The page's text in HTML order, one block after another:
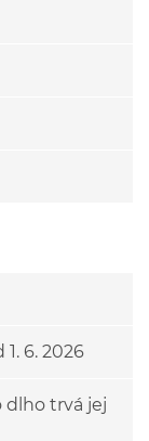
6. 2026
dlho trvá jej